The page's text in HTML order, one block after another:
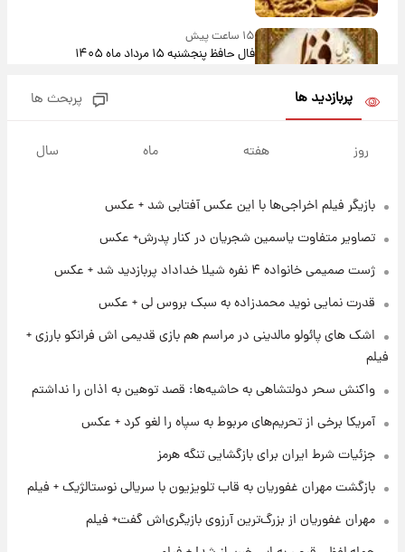
۱۵ ساعت پیش
فال حافظ پنجشنبه ۱۵ مرداد ماه ۱۴۰۵
۱۷ ساعت پیش
+ جدول
آغاز طرح جدید فروش مشارکت در تولید سایپا؛
سود مشارکت چند درصد است؟
۱ روز پیش
زمان پخش «مرد سه هزار چهره» مشخص شد
پربازدید ها پربحث ها
روز هفته ماه سال
بازیگر فیلم اخراجی‌ها با این عکس آفتابی شد + عکس
تصاویر متفاوت یاسمین شجریان در کنار پدرش+ عکس
ژست صمیمی خانواده ۴ نفره شیلا خداداد پربازدید شد + عکس
قدرت نمایی نوید محمدزاده به سبک بروس لی + عکس
اشک های پائولو مالدینی در مراسم هم بازی قدیمی اش فرانکو بارزی +
فیلم
واکنش سحر دولتشاهی به حاشیه‌ها: قصد توهین به اذان را نداشتم
آمریکا برخی از تحریم‌های مربوط به سپاه را لغو کرد + عکس
جزئیات شرط ایران برای بازگشایی تنگه هرمز
بازگشت مهران غفوریان به قاب تلویزیون با سریالی نوستالژیک + فیلم
مهران غفوریان از بزرگ‌ترین آرزوی بازیگری‌اش گفت+ فیلم